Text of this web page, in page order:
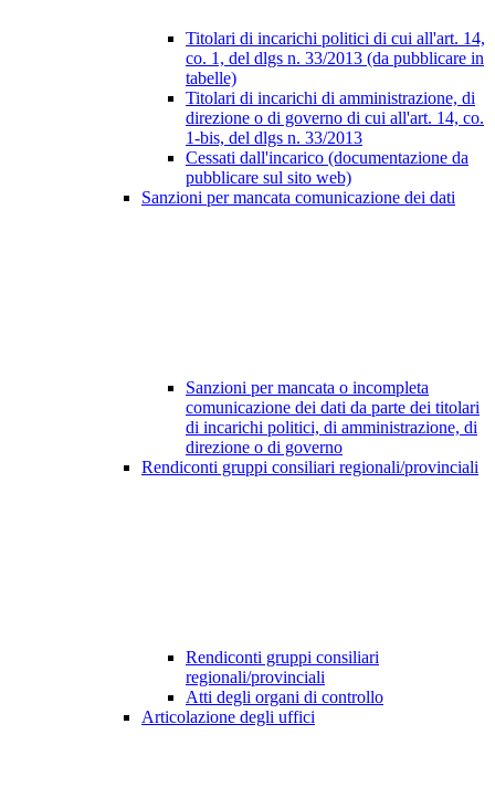
Titolari di incarichi politici di cui all'art. 14,
co. 1, del dlgs n. 33/2013 (da pubblicare in
tabelle)
Titolari di incarichi di amministrazione, di
direzione o di governo di cui all'art. 14, co.
1-bis, del dlgs n. 33/2013
Cessati dall'incarico (documentazione da
pubblicare sul sito web)
Sanzioni per mancata comunicazione dei dati
Sanzioni per mancata o incompleta
comunicazione dei dati da parte dei titolari
di incarichi politici, di amministrazione, di
direzione o di governo
Rendiconti gruppi consiliari regionali/provinciali
Rendiconti gruppi consiliari
regionali/provinciali
Atti degli organi di controllo
Articolazione degli uffici